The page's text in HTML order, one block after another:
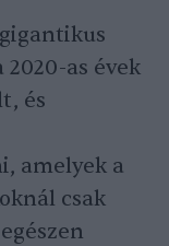
as évek
és
amelyek a
csak